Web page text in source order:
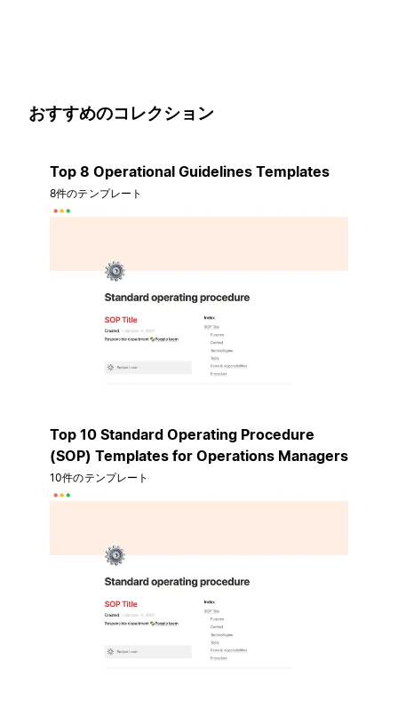
おすすめのコレクション
Top 8 Operational Guidelines Templates
8件のテンプレート
Top 10 Standard Operating Procedure
(SOP) Templates for Operations Managers
10件のテンプレート